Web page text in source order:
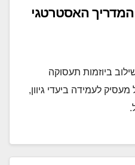
המדריך האסטרטגי
ביוזמות תעסוקה
לעמידה ביעדי גיוון,